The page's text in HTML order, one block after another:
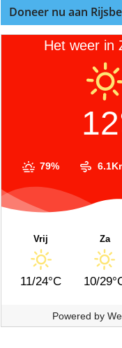
Doneer nu aan
Het weer in
79%
Vrij
11/24°C
Za
10/
Powered by